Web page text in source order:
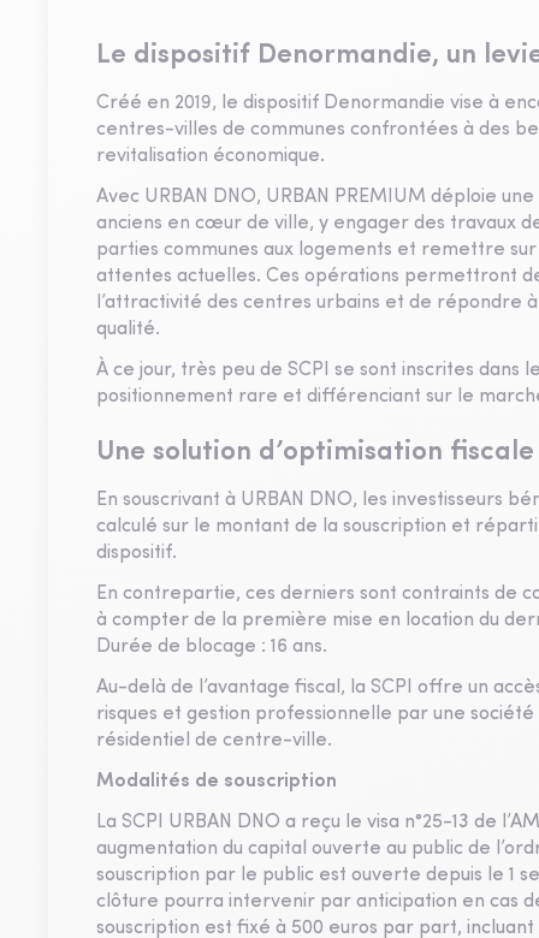
Le dispositif Denormandie, un
Créé en 2019, le dispositif Denormandie vise à
centres-villes de communes confrontées à des
revitalisation économique.
Avec URBAN DNO, URBAN PREMIUM déploie
anciens en cœur de ville, y engager des travaux
parties communes aux logements et remettre
attentes actuelles. Ces opérations permettront
l’attractivité des centres urbains et de répondre
qualité.
À ce jour, très peu de SCPI se sont inscrites dans
positionnement rare et différenciant sur le
Une solution d’optimisation
En souscrivant à URBAN DNO, les investisseurs
calculé sur le montant de la souscription et
dispositif.
En contrepartie, ces derniers sont contraints de
à compter de la première mise en location du
Durée de blocage : 16 ans.
Au-delà de l’avantage fiscal, la SCPI offre un
risques et gestion professionnelle par une
résidentiel de centre-ville.
Modalités de souscription
La SCPI URBAN DNO a reçu le visa n°25-13 de
augmentation du capital ouverte au public de
souscription par le public est ouverte depuis le 1
clôture pourra intervenir par anticipation en cas
souscription est fixé à 500 euros par part, incluant